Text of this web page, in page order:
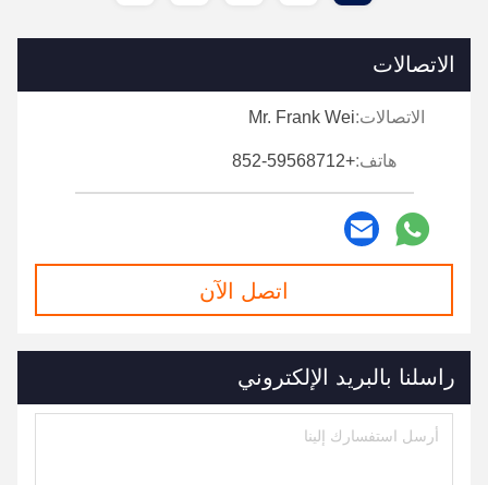
والطابعة
الاتصالات
الاتصالات:Mr. Frank Wei
هاتف:+852-59568712
اتصل الآن
راسلنا بالبريد الإلكتروني